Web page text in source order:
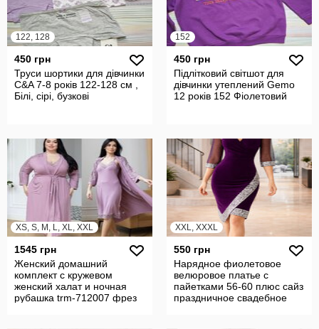
122, 128
450 грн
Труси шортики для дівчинки
C&A 7-8 років 122-128 см ,
Білі, сірі, бузкові
152
450 грн
Підлітковий світшот для
дівчинки утеплений Gemo
12 років 152 Фіолетовий
XS, S, M, L, XL, XXL
1545 грн
Женский домашний
комплект с кружевом
женский халат и ночная
рубашка trm-712007 фрез
XXL, XXXL
550 грн
Нарядное фиолетовое
велюровое платье с
пайетками 56-60 плюс сайз
праздничное свадебное